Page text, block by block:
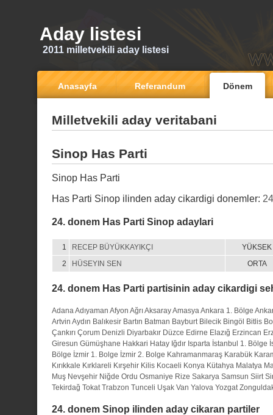
Aday listesi
2011 milletvekili aday listesi
Anasayfa Referandum Dönem
Milletvekili aday veritabani
Sinop Has Parti
Sinop Has Parti
Has Parti Sinop ilinden aday cikardigi donemler: 24
24. donem Has Parti Sinop adaylari
1 RECEP BÜYÜKKAYIKÇI
YÜKSEK
2
HÜSEYIN SEN ORTA
24. donem Has Parti partisinin aday cikardigi
AdanaAdıyaman Afyon AğrıAksarayAmasyaAnkara 1. Bölge
Artvin Aydın Balıkesir Bartın Batman Bayburt Bilecik Bingöl Bitlis
Çankırı Çorum Denizli Diyarbakır Düzce Edirne Elazığ Erzincan
Giresun Gümüşhane Hakkari Hatay Iğdır Isparta İstanbul 1. Bölge
Bölge İzmir 1. Bolge İzmir 2. Bolge Kahramanmaraş Karabük
Kırıkkale Kırklareli Kırşehir Kilis Kocaeli Konya Kütahya Malatya
Muş Nevşehir Niğde Ordu Osmaniye Rize Sakarya Samsun Siirt
Tekirdağ Tokat Trabzon Tunceli Uşak Van Yalova Yozgat
24. donem Sinop ilinden aday cikaran partiler